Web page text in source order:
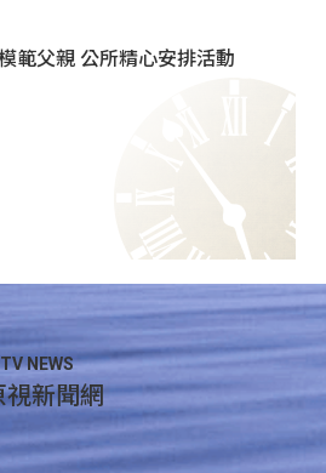
範父親 公所精心安排活動
NEWS
視新聞網